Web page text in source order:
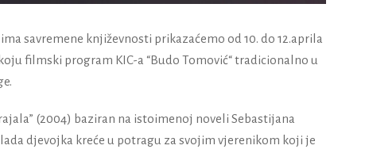
savremene književnosti prikazaćemo od 10. do 12.aprila
filmski program KIC-a “Budo Tomović“ tradicionalno u
(2004) baziran na istoimenoj noveli Sebastijana
djevojka kreće u potragu za svojim vjerenikom koji je